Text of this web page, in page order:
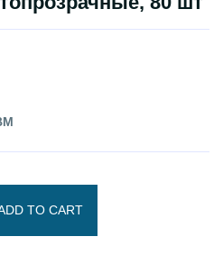
TO CART